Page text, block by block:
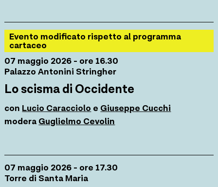
Evento modificato rispetto al programma
cartaceo
07 maggio 2026 - ore 16.30
Palazzo Antonini Stringher
Lo scisma di Occidente
con Lucio Caracciolo e Giuseppe Cucchi
modera Guglielmo Cevolin
07 maggio 2026 - ore 17.30
Torre di Santa Maria